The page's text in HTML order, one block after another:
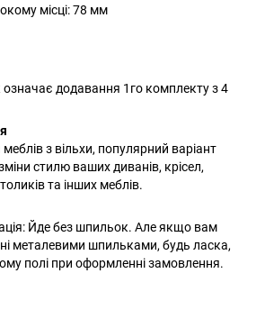
місці: 78 мм
додавання 1го комплекту з 4
меблів з вільхи, популярний варіант
стилю ваших диванів, крісел,
та інших меблів.
Йде без шпильок. Але якщо вам
металевими шпильками, будь ласка,
полі при оформленні замовлення.